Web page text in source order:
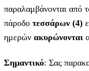
παραλαμβάνονται από
πάροδο τεσσάρων (4)
ημερών ακυρώνονται
Σημαντικό: Σας